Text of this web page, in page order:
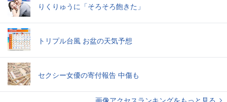
りくりゅうに「そろそろ飽きた」
トリプル台風 お盆の天気予想
セクシー女優の寄付報告 中傷も